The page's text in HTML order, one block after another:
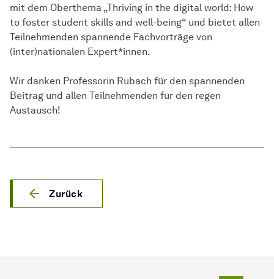
mit dem Oberthema „Thriving in the digital world: How
to foster student skills and well-being“ und bietet allen
Teilnehmenden spannende Fachvorträge von
(inter)nationalen Expert*innen.
Wir danken Professorin Rubach für den spannenden
Beitrag und allen Teilnehmenden für den regen
Austausch!
Zurück